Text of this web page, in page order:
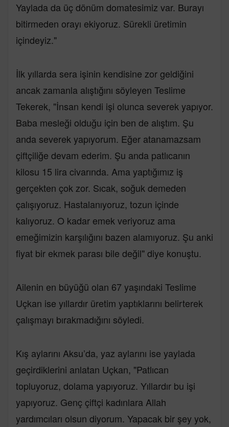
Yaylada da üç dönüm domatesimiz var. Burayı
bitirmeden orayı ekiyoruz. Sürekli üretimin
içindeyiz."
İlk yıllarda sera işinin kendisine zor geldiğini
ancak zamanla alıştığını söyleyen Teslime
Tekerek, "İnsan kendi işi olunca severek yapıyor.
Baba mesleği olduğu için ben de alıştım. Şu
anda severek yapıyorum. Eğer atanamazsam
çiftçiliğe devam ederim. Şu anda patlıcanın
kilosu 15 lira civarında. Ama yaptığımız iş
gerçekten çok zor. Sıcak, soğuk demeden
çalışıyoruz. Hastalanıyoruz, tozun içinde
kalıyoruz. O kadar emek veriyoruz ama
emeğimizin karşılığını bazen alamıyoruz. Şu anki
fiyat bir ekmek parası bile değil" diye konuştu.
Ailenin en büyüğü olan 67 yaşındaki Teslime
Uçkan ise yıllardır üretim yaptıklarını belirterek
çalışmayı bırakmadığını söyledi.
Kış aylarını Aksu’da, yaz aylarını ise yaylada
geçirdiklerini anlatan Uçkan, "Patlıcan
topluyoruz, dolama yapıyoruz. Yıllardır bu işi
yapıyoruz. Genç çiftçi kadınlara Allah
yardımcıları olsun diyorum. Yapacak bir şey yok,